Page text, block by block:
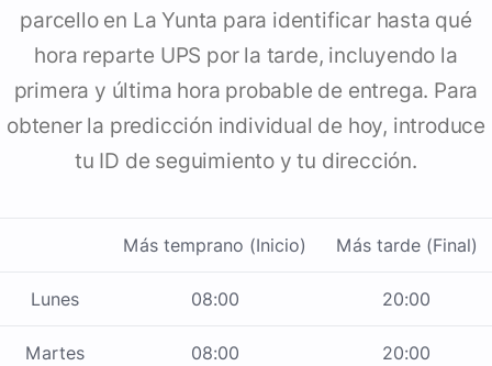
parcello en La Yunta para identificar hasta qué
hora reparte UPS por la tarde, incluyendo la
primera y última hora probable de entrega. Para
obtener la predicción individual de hoy, introduce
tu ID de seguimiento y tu dirección.
Más temprano (Inicio) Más tarde (Final)
Lunes 08:00 20:00
Martes 08:00 20:00